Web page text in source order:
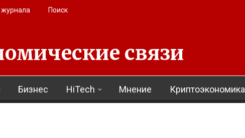
журнала Поиск
связи
Бизнес HiTech Мнение Криптоэкономика